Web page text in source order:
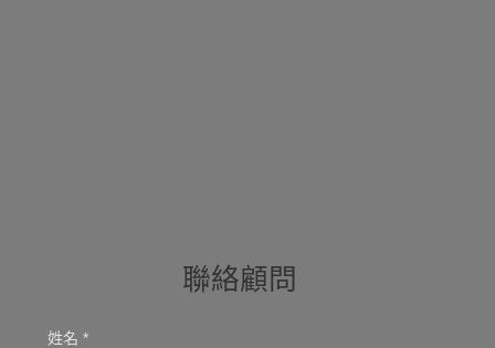
聯絡顧問
姓名 *